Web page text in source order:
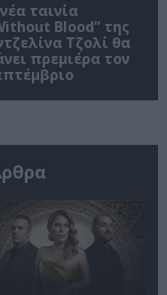
ταινία
Blood” της
Τζολί θα
πρεμιέρα τον